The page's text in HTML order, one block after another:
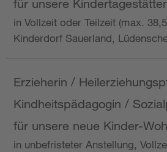
für unsere
in Vollzeit oder Teilzeit (max.
Kinderdorf Sauerland,
Erzieherin /
Kindheitspädagogin /
für unsere neue Kinder-
in unbefristeter Anstellung,